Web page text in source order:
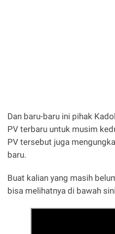
Dan baru-baru ini pihak
PV terbaru untuk musim
PV tersebut juga
baru.
Buat kalian yang masih
bisa melihatnya di bawah